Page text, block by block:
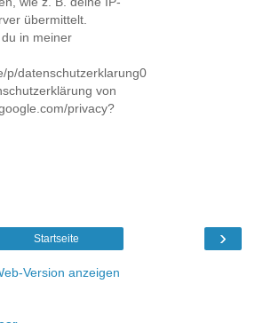
übermittelt.
in meiner
p/datenschutzerklarung0
von
privacy?
›
Startseite
Version anzeigen